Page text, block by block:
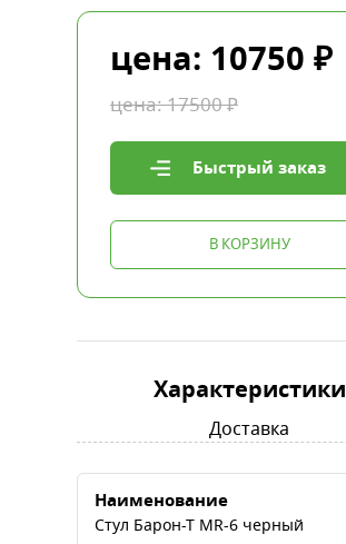
цена: 10750 ₽
цена:17500₽
Быстрый заказ
В КОРЗИНУ
Характеристики
Доставка
Наименование
Стул Барон-Т MR-6 черный